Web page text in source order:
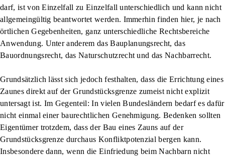
darf, ist von Einzelfall zu Einzelfall unterschiedlich und kann nicht
allgemeingültig beantwortet werden. Immerhin finden hier, je nach
örtlichen Gegebenheiten, ganz unterschiedliche Rechtsbereiche
Anwendung. Unter anderem das Bauplanungsrecht, das
Bauordnungsrecht, das Naturschutzrecht und das Nachbarrecht.
Grundsätzlich lässt sich jedoch festhalten, dass die Errichtung eines
Zaunes direkt auf der Grundstücksgrenze zumeistnicht explizit
untersagtist. Im Gegenteil: In vielen Bundesländern bedarf es dafür
nicht einmal einer baurechtlichen Genehmigung. Bedenken sollten
Eigentümer trotzdem, dass der Bau eines Zauns auf der
Grundstücksgrenze durchaus Konfliktpotenzialbergen kann.
Insbesondere dann, wenn die Einfriedung beim Nachbarn nicht